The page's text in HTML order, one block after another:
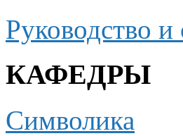
Руководство и
КАФЕДРЫ
Символика